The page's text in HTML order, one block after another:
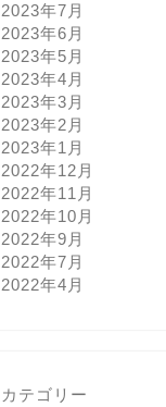
2023年7月
2023年6月
2023年5月
2023年4月
2023年3月
2023年2月
2023年1月
2022年12月
2022年11月
2022年10月
2022年9月
2022年7月
2022年4月
カテゴリー